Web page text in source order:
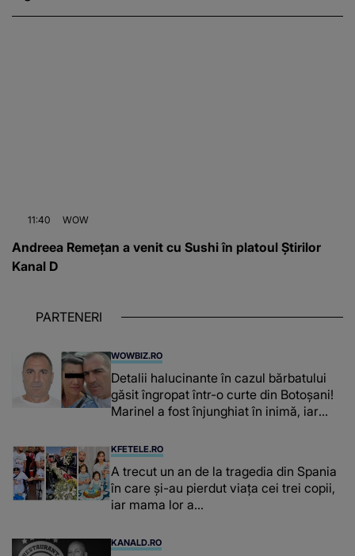
11:40 WOW
Andreea Remețan a venit cu Sushi în platoul Știrilor
Kanal D
PARTENERI
WOWBIZ.RO
Detalii halucinante în cazul bărbatului
găsit îngropat într-o curte din Botoșani!
Marinel a fost înjunghiat în inimă, iar
suspecți
KFETELE.RO
A trecut un an de la tragedia din Spania
în care și-au pierdut viața cei trei copii,
iar mama lor a…
KANALD.RO